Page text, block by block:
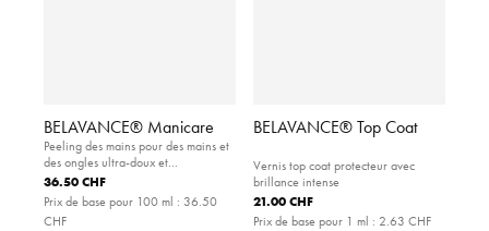
BELAVANCE® Manicare
Peeling des mains pour des mains et
des ongles ultra-doux et
parfaitement soignés
36.50 CHF
Prix de base pour 100 ml : 36.50
CHF
BELAVANCE® Top Coat
Vernis top coat protecteur avec
brillance intense
21.00 CHF
Prix de base pour 1 ml : 2.63 CHF